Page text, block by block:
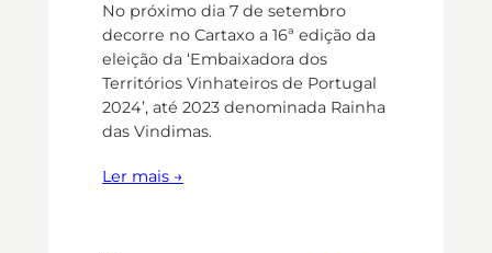
No próximo dia 7 de setembro
decorre no Cartaxo a 16ª edição da
eleição da ‘Embaixadora dos
Territórios Vinhateiros de Portugal
2024’, até 2023 denominada Rainha
das Vindimas.
Ler mais →